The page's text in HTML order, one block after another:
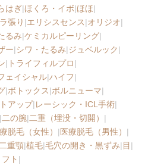
はぎ|ほくろ・イボ|ほほ|
張り |エリシスセンス|オリジオ|
るみ|ケミカルピーリング|
ー|シワ・たるみ|ジュベルック|
| トライフィルプロ|
ェイシャル|ハイフ|
|ボトックス|ボルニューマ|
アップ|レーシック・ICL手術|
|二の腕|二重（埋没・切開） |
脱毛（女性） |医療脱毛（男性） |
重顎|植毛|毛穴の開き・黒ずみ|目 |
ト |